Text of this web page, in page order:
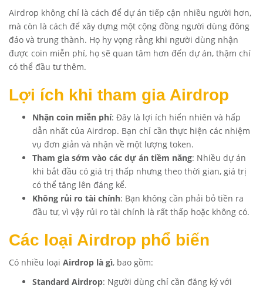
Airdrop không chỉ là cách để dự án tiếp cận nhiều người hơn,
mà còn là cách để xây dựng một cộng đồng người dùng đông
đảo và trung thành. Họ hy vọng rằng khi người dùng nhận
được coin miễn phí, họ sẽ quan tâm hơn đến dự án, thậm chí
có thể đầu tư thêm.
Lợi ích khi tham gia Airdrop
Nhận coin miễn phí: Đây là lợi ích hiển nhiên và hấp
dẫn nhất của Airdrop. Bạn chỉ cần thực hiện các nhiệm
vụ đơn giản và nhận về một lượng token.
Tham gia sớm vào các dự án tiềm năng: Nhiều dự án
khi bắt đầu có giá trị thấp nhưng theo thời gian, giá trị
có thể tăng lên đáng kể.
Không rủi ro tài chính: Bạn không cần phải bỏ tiền ra
đầu tư, vì vậy rủi ro tài chính là rất thấp hoặc không có.
Các loại Airdrop phổ biến
Có nhiều loại Airdrop là gì, bao gồm:
Standard Airdrop: Người dùng chỉ cần đăng ký với